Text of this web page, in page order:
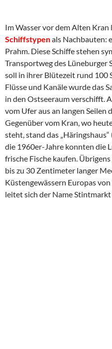
Im Wasser vor dem Alten Kran
Schiffstypenals Nachbauten:
Prahm. Diese Schiffe stehen
Transportweg des Lüneburger
soll in ihrer Blütezeit rund 100
Flüsse und Kanäle wurde das
in den Ostseeraum verschifft.
vom Ufer aus an langen Seilen
Gegenüber vom Kran, wo
steht, stand das
die 1960er-Jahre konnten die
frische Fische kaufen. Übrigens
bis zu 30 Zentimeter langer
Küstengewässern Europas
leitet sich der Name Stintmarkt